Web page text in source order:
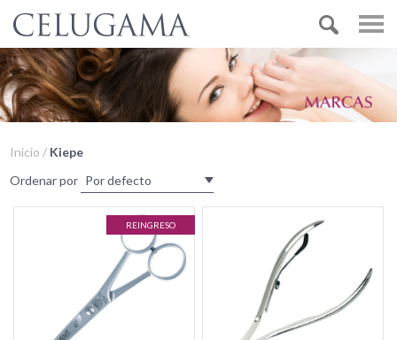
Inicio / Kiepe
Ordenar por
REINGRESO